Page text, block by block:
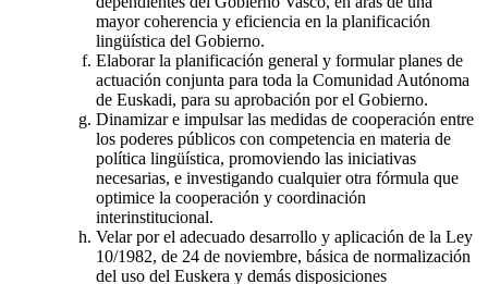
mayor coherencia y eficiencia en la planificación
lingüística del Gobierno.
Elaborar la planificación general y formular planes de
actuación conjunta para toda la Comunidad Autónoma
de Euskadi, para su aprobación por el Gobierno.
Dinamizar e impulsar las medidas de cooperación entre
los poderes públicos con competencia en materia de
política lingüística, promoviendo las iniciativas
necesarias, e investigando cualquier otra fórmula que
optimice la cooperación y coordinación
interinstitucional.
Velar por el adecuado desarrollo y aplicación de la Ley
10/1982, de 24 de noviembre, básica de normalización
del uso del Euskera y demás disposiciones